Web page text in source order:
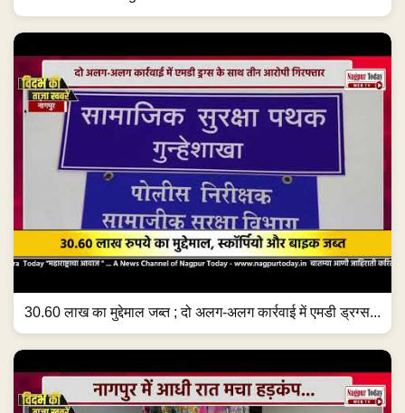
30.60 लाख का मुद्देमाल जब्त ; दो अलग-अलग कार्रवाई में एमडी ड्रग्स...